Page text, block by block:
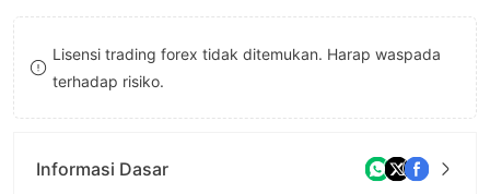
9 7
8
9
Lisensi trading forex tidak ditemukan. Harap waspada
terhadap risiko.
Informasi Dasar